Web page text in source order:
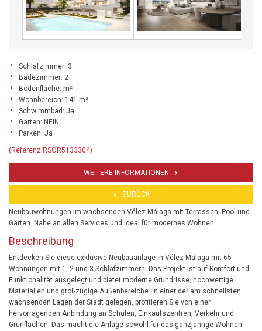
Schlafzimmer: 3
Badezimmer: 2
Bodenfläche: m²
Wohnbereich: 141 m²
Schwimmbad: Ja
Garten: NEIN
Parken: Ja
(Referenz RSOR5133304)
WEITERE INFORMATIONEN
ZURÜCK
Neubauwohnungen im wachsenden Vélez-Málaga mit Terrassen, Pool und
Gärten. Nahe an allen Services und ideal für modernes Wohnen.
Beschreibung
Entdecken Sie diese exklusive Neubauanlage in Vélez-Málaga mit 65
Wohnungen mit 1, 2 und 3 Schlafzimmern. Das Projekt ist auf Komfort und
Funktionalität ausgelegt und bietet moderne Grundrisse, hochwertige
Materialien und großzügige Außenbereiche. In einer der am schnellsten
wachsenden Lagen der Stadt gelegen, profitieren Sie von einer
hervorragenden Anbindung an Schulen, Einkaufszentren, Verkehr und
Grünflächen. Das macht die Anlage sowohl für das ganzjährige Wohnen